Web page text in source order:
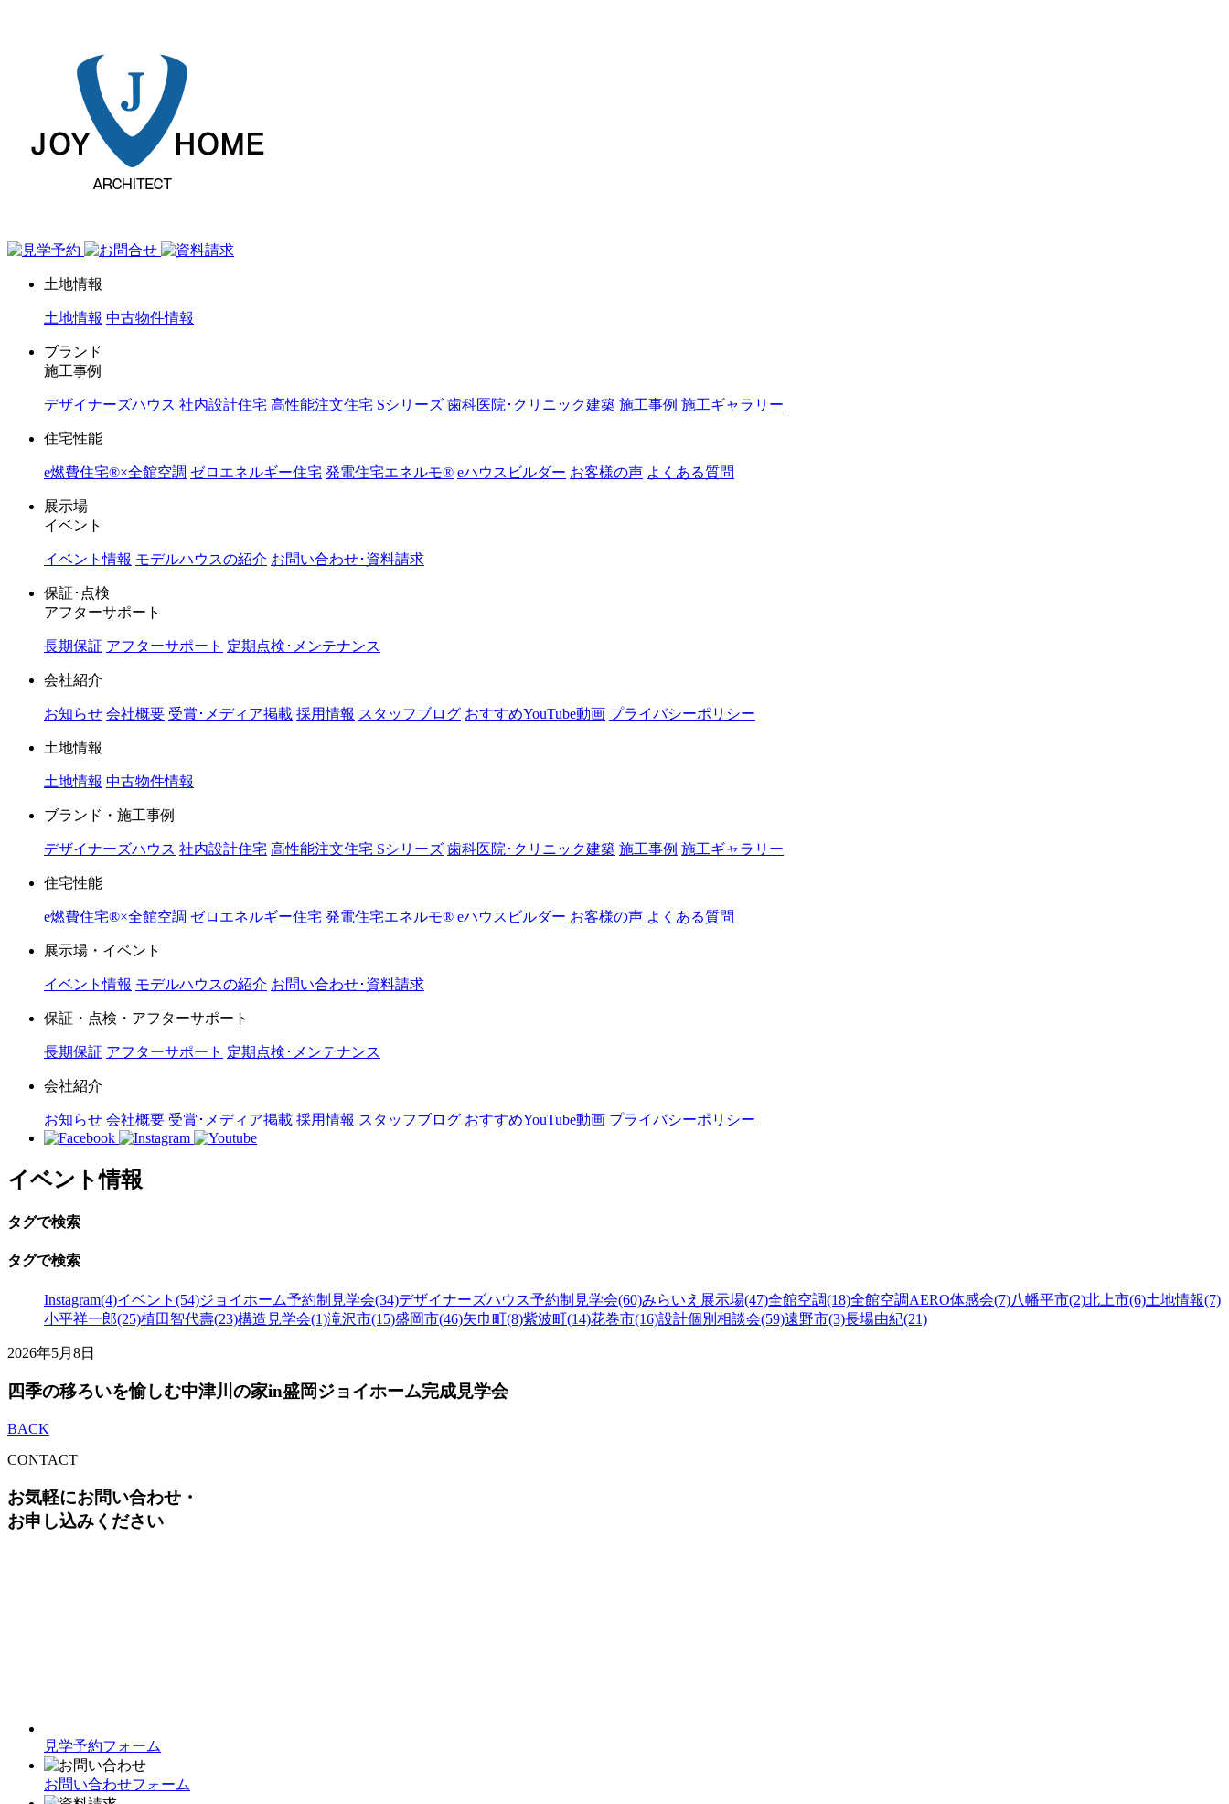
土地情報
土地情報 中古物件情報
ブランド
施工事例
デザイナーズハウス 社内設計住宅 高性能注文住宅 Sシリーズ 歯科医院･クリニック建築 施工事例 施工ギャラリー
住宅性能
e燃費住宅®︎×全館空調 ゼロエネルギー住宅 発電住宅エネルモ®︎ eハウスビルダー お客様の声 よくある質問
展示場
イベント
イベント情報 モデルハウスの紹介 お問い合わせ･資料請求
保証･点検
アフターサポート
長期保証 アフターサポート 定期点検･メンテナンス
会社紹介
お知らせ 会社概要 受賞･メディア掲載 採用情報 スタッフブログ おすすめYouTube動画 プライバシーポリシー
土地情報
土地情報 中古物件情報
ブランド・施工事例
デザイナーズハウス 社内設計住宅 高性能注文住宅 Sシリーズ 歯科医院･クリニック建築 施工事例 施工ギャラリー
住宅性能
e燃費住宅®︎×全館空調 ゼロエネルギー住宅 発電住宅エネルモ®︎ eハウスビルダー お客様の声 よくある質問
展示場・イベント
イベント情報 モデルハウスの紹介 お問い合わせ･資料請求
保証・点検・アフターサポート
長期保証 アフターサポート 定期点検･メンテナンス
会社紹介
お知らせ 会社概要 受賞･メディア掲載 採用情報 スタッフブログ おすすめYouTube動画 プライバシーポリシー
イベント情報
タグで検索
タグで検索
Instagram(4)イベント(54)ジョイホーム予約制見学会(34)デザイナーズハウス予約制見学会(60)みらいえ展示場(47)全館空調(18)全館空調AERO体感会(7)八幡平市(2)北上市(6)土地情報(7)
小平祥一郎(25)植田智代壽(23)構造見学会(1)滝沢市(15)盛岡市(46)矢巾町(8)紫波町(14)花巻市(16)設計個別相談会(59)遠野市(3)長場由紀(21)
2026年5月8日
四季の移ろいを愉しむ中津川の家in盛岡ジョイホーム完成見学会
BACK
CONTACT
お気軽にお問い合わせ・
お申し込みください
見学予約フォーム
お問い合わせフォーム